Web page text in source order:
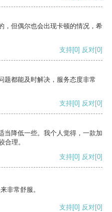
，但偶尔也会出现卡顿的情况，希
支持[0] 反对[0]
题都能及时解决，服务态度非常
支持[0] 反对[0]
当降低一些。我个人觉得，一款加
合理。
支持[0] 反对[0]
非常舒服。
支持[0] 反对[0]